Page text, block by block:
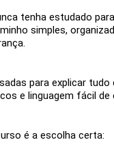
tenha estudado
simples,
para explicar tudo
e linguagem fácil de
é a escolha certa: